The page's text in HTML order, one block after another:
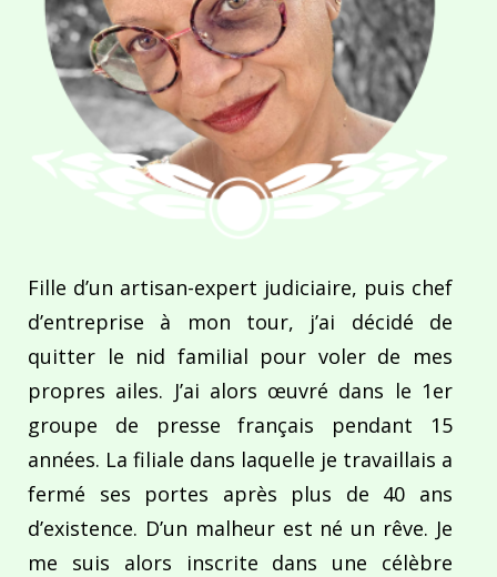
Fille d’un artisan-expert judiciaire, puis chef
d’entreprise à mon tour, j’ai décidé de
quitter le nid familial pour voler de mes
propres ailes. J’ai alors œuvré dans le 1er
groupe de presse français pendant 15
années. La filiale dans laquelle je travaillais a
fermé ses portes après plus de 40 ans
d’existence. D’un malheur est né un rêve. Je
me suis alors inscrite dans une célèbre